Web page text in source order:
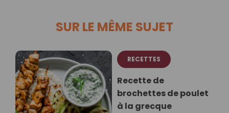
SUR LE MÊME SUJET
RECETTES
Recette de
brochettes de poulet
à la grecque